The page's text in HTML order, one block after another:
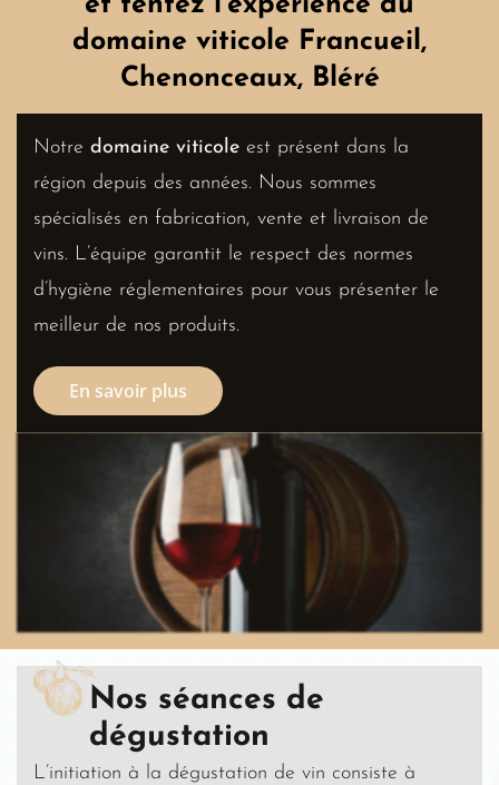
domaine viticole Francueil,
Chenonceaux, Bléré
Notre domaine viticole est présent dans la
région depuis des années. Nous sommes
spécialisés en fabrication, vente et livraison de
vins. L’équipe garantit le respect des normes
d’hygiène réglementaires pour vous présenter le
meilleur de nos produits.
En savoir plus
Nos séances de
dégustation
L’initiation à la dégustation de vin consiste à